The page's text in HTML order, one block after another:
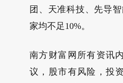
团、天准科技、先导
家均不足10%。
南方财富网所有资讯
议，股市有风险，投